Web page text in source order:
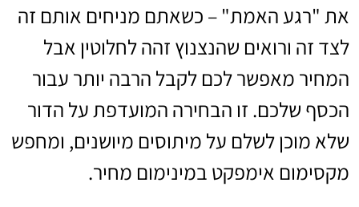
את "רגע האמת" – כשאתם מניחים אותם זה
לצד זה ורואים שהנצנוץ זהה לחלוטין אבל
המחיר מאפשר לכם לקבל הרבה יותר עבור
הכסף שלכם. זו הבחירה המועדפת על הדור
שלא מוכן לשלם על מיתוסים מיושנים, ומחפש
מקסימום אימפקט במינימום מחיר.